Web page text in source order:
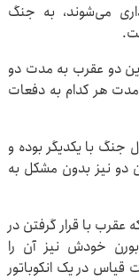
می‌شوند، به جنگ
دو عقرب به مدت دو
هر کدام به دفعات
جنگ با یکدیگر بوده و
دو نیز بدون مشکل به
عقرب با قرار گرفتن در
خودش نیز آن را
در یک انکوباتور